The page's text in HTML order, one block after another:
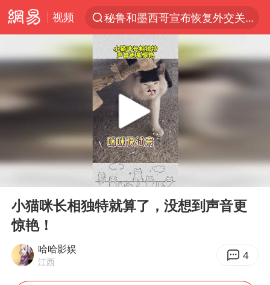
视频
秘鲁和墨西哥宣布恢复外交关系
泉州市委书记张毅恭被查
沙特土耳其巴基斯坦签署共同防务协议
老中医：立秋后养心是关键
中医教你一招提升气血
四川宜宾市高县4.9级地震致1人死亡
Play
小猫咪长相独特就算了，没想到声音更
惊艳！
哈哈影娱
江西 4